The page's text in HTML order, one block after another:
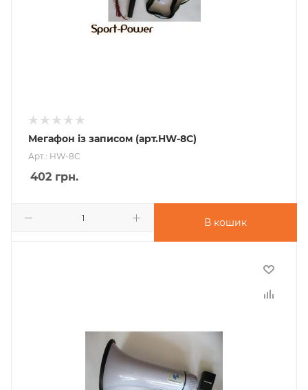
Мегафон із записом (арт.HW-8C)
Арт.: HW-8C
402 грн.
В кошик